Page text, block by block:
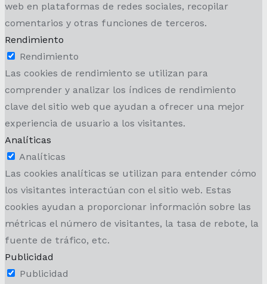
web en plataformas de redes sociales, recopilar
comentarios y otras funciones de terceros.
Rendimiento
Rendimiento
Las cookies de rendimiento se utilizan para
comprender y analizar los índices de rendimiento
clave del sitio web que ayudan a ofrecer una mejor
experiencia de usuario a los visitantes.
Analíticas
Analíticas
Las cookies analíticas se utilizan para entender cómo
los visitantes interactúan con el sitio web. Estas
cookies ayudan a proporcionar información sobre las
métricas el número de visitantes, la tasa de rebote, la
fuente de tráfico, etc.
Publicidad
Publicidad